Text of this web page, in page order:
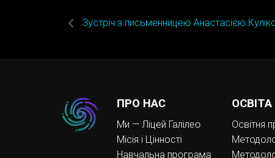
Зустріч з письменницею Анастасією
ПРО НАС
Ми — Ліцей Галілео
Місія і Цінності
Навчальна програма
ОСВІТА
Освітня